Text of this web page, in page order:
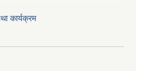
कार्यक्रम